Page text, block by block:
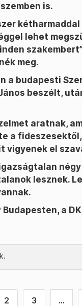
is.
lehet
meg.
a budapesti
beszélt,
aratnak,
a
vigyenek el
lesznek.
Budapesten, a
2 3 ...